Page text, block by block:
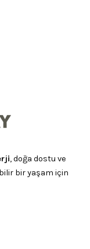
, doğa dostu ve
bir yaşam için